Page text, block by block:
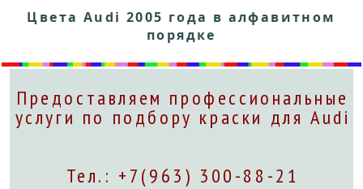
Цвета Audi 2005 года в алфавитном
порядке
Предоставляем профессиональные
услуги по подбору краски для Audi
Тел.: +7(963) 300-88-21